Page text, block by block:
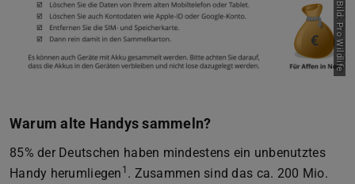
Bild: Pro Wildlife
Warum alte Handys sammeln?
85% der Deutschen haben mindestens ein unbenutztes
Handy herumliegen 1 . Zusammen sind das ca. 200 Mio.